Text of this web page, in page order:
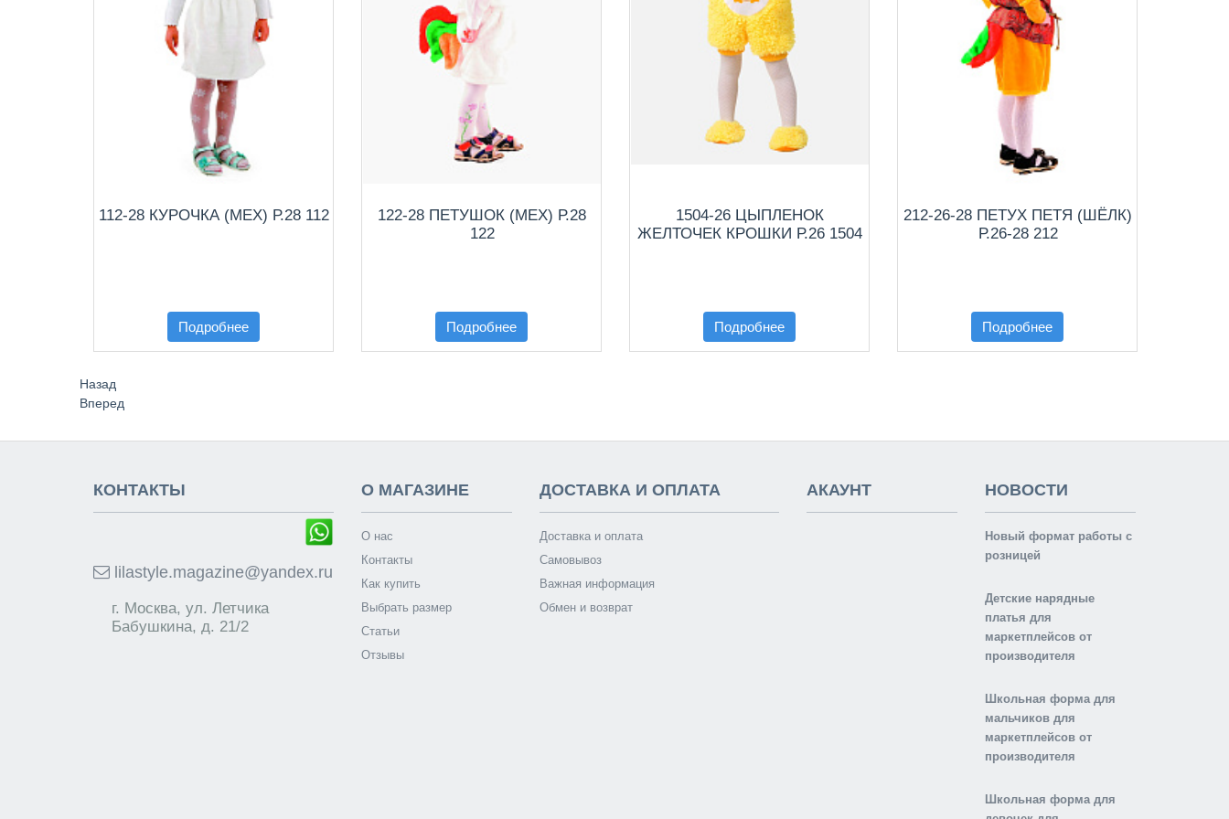
112-28 КУРОЧКА (МЕХ) Р.28 112
Подробнее
122-28 ПЕТУШОК (МЕХ) Р.28
122
Подробнее
1504-26 ЦЫПЛЕНОК
ЖЕЛТОЧЕК КРОШКИ Р.26 1504
Подробнее
212-26-28 ПЕТУХ ПЕТЯ (ШЁЛК)
Р.26-28 212
Подробнее
Назад
Вперед
КОНТАКТЫ
lilastyle.magazine@yandex.ru
г. Москва, ул. Летчика
Бабушкина, д. 21/2
О МАГАЗИНЕ
О нас
Контакты
Как купить
Выбрать размер
Статьи
Отзывы
ДОСТАВКА И ОПЛАТА
Доставка и оплата
Самовывоз
Важная информация
Обмен и возврат
АКАУНТ НОВОСТИ
Новый формат работы с
розницей
Детские нарядные
платья для
маркетплейсов от
производителя
Школьная форма для
мальчиков для
маркетплейсов от
производителя
Школьная форма для